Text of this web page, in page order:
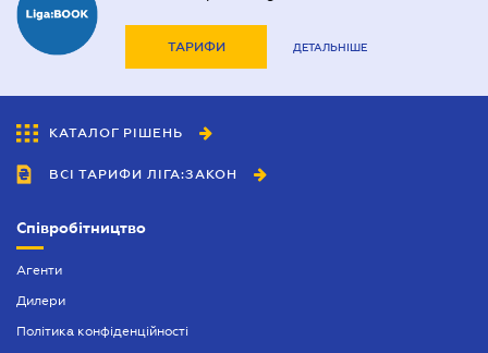
ТАРИФИ ДЕТАЛЬНІШЕ
КАТАЛОГ РІШЕНЬ
ВСІ ТАРИФИ ЛІГА:ЗАКОН
Співробітництво
Агенти
Дилери
Політика конфіденційності